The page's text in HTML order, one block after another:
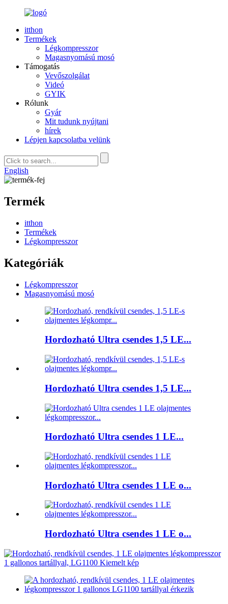
itthon
Termékek
Légkompresszor
Magasnyomású mosó
Támogatás
Vevőszolgálat
Videó
GYIK
Rólunk
Gyár
Mit tudunk nyújtani
hírek
Lépjen kapcsolatba velünk
English
Termék
itthon
Termékek
Légkompresszor
Kategóriák
Légkompresszor
Magasnyomású mosó
Hordozható Ultra csendes 1,5 LE...
Hordozható Ultra csendes 1,5 LE...
Hordozható Ultra csendes 1 LE...
Hordozható Ultra csendes 1 LE o...
Hordozható Ultra csendes 1 LE o...